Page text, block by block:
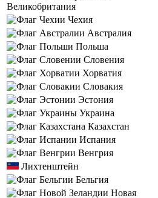
Великобритания
Чехия
Австралия
Польша
Словения
Хорватия
Словакия
Эстония
Украина
Казахстан
Испания
Венгрия
Лихтенштейн
Бельгия
Новая